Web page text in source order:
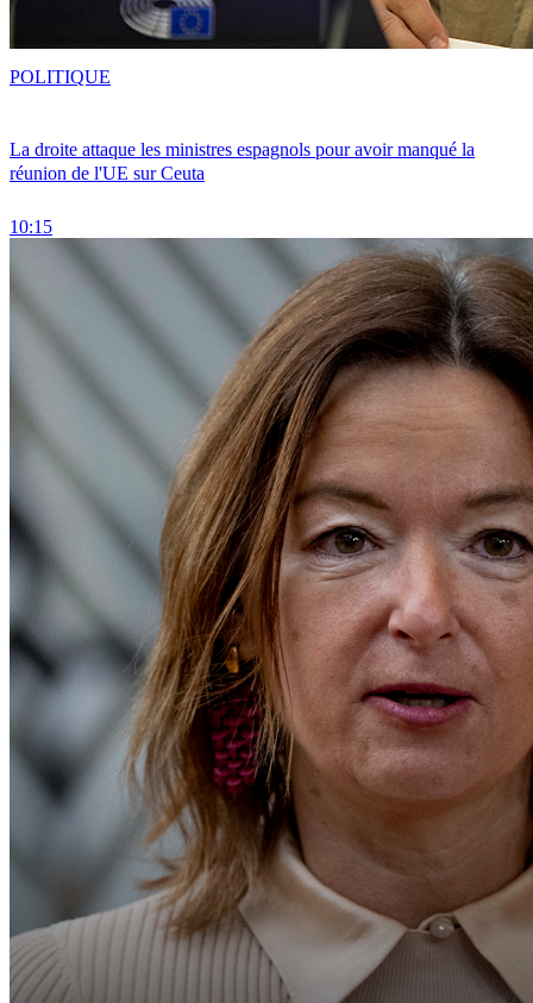
La droite attaque les ministres espagnols pour avoir manqué la
réunion de l'UE sur Ceuta
10:15
POLITIQUE